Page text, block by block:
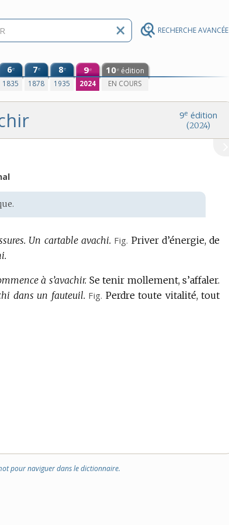
RECHERCHE AVANCÉE
6e
1835
7e
1878
8e
1935
9e
2024
10e édition
EN COURS
9e édition
(2024)
.
Un cartable avachi. Fig. Priver d’énergie, de
à s’avachir. Se tenir mollement, s’affaler.
dans un fauteuil. Fig. Perdre toute vitalité, tout
pour naviguer dans le dictionnaire.